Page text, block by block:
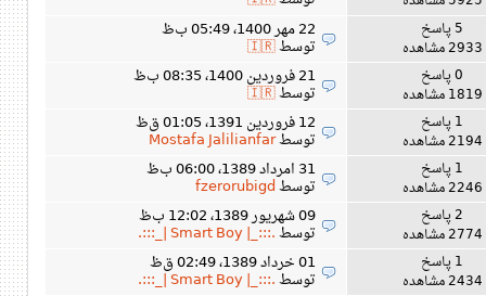
5 پاسخ
2933 مشاهده
22 مهر 1400، 05:49 ب‌ظ
توسط🇮🇷
0 پاسخ
1819 مشاهده
21 فروردین 1400، 08:35 ب‌ظ
توسط🇮🇷
1 پاسخ
2194 مشاهده
12 فروردین 1391، 01:05 ق‌ظ
توسطMostafa Jalilianfar
1 پاسخ
2246 مشاهده
31 امرداد 1389، 06:00 ب‌ظ
توسطfzerorubigd
2 پاسخ
2774 مشاهده
09 شهریور 1389، 12:02 ب‌ظ
توسط.:::_| Smart Boy |_:::.
1 پاسخ
2434 مشاهده
01 خرداد 1389، 02:49 ق‌ظ
توسط.:::_| Smart Boy |_:::.